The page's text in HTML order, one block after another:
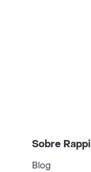
Sobre Rappi
Blog